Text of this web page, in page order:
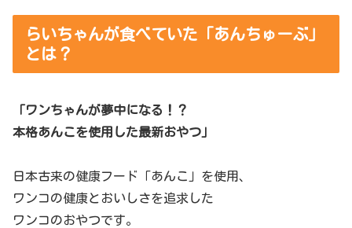
らいちゃんが食べていた「あんちゅーぶ」
とは？
「ワンちゃんが夢中になる！？
本格あんこを使用した最新おやつ」
日本古来の健康フード「あんこ」を使用、
ワンコの健康とおいしさを追求した
ワンコのおやつです。